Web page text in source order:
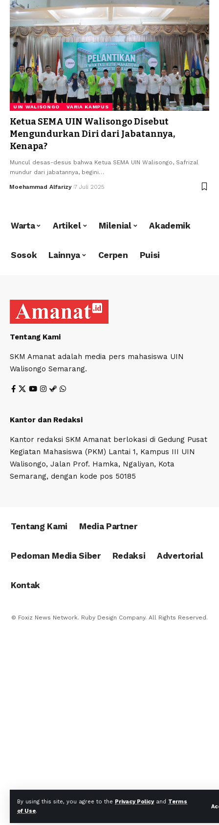
By using this site, you agree to the Privacy Policyand Terms
of Use.
UIN WALISONGO VARIA KAMPUS
Ketua SEMA UIN Walisongo Disebut
Mengundurkan Diri dari Jabatannya,
Kenapa?
Muncul desas-desus bahwa Ketua SEMA UIN Walisongo, Safrizal
mundur dari jabatannya, begini…
Moehammad Alfarizy 7 Juli 2025
Warta Artikel Milenial Akademik
Sosok Lainnya Cerpen Puisi
Tentang Kami
SKM Amanat adalah media pers mahasiswa UIN
Walisongo Semarang.
Kantor dan Redaksi
Kantor redaksi SKM Amanat berlokasi di Gedung Pusat
Kegiatan Mahasiswa (PKM) Lantai 1, Kampus III UIN
Walisongo, Jalan Prof. Hamka, Ngaliyan, Kota
Semarang, dengan kode pos 50185
Tentang Kami Media Partner
Pedoman Media Siber Redaksi Advertorial
Kontak
© Foxiz News Network. Ruby Design Company. All Rights Reserved.